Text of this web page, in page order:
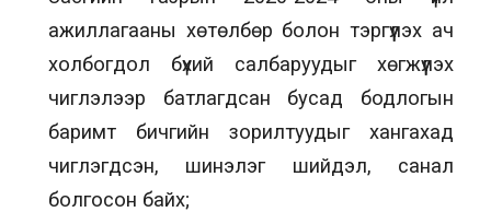
ажиллагааны хөтөлбөр болон тэргүүлэх ач
холбогдол бүхий салбаруудыг хөгжүүлэх
чиглэлээр батлагдсан бусад бодлогын
баримт бичгийн зорилтуудыг хангахад
чиглэгдсэн, шинэлэг шийдэл, санал
болгосон байх;